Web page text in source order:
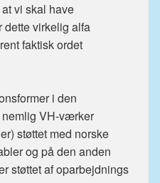
vi skal have
dette virkelig alfa
faktisk ordet
i den
VH-værker
støttet med norske
og på den anden
støttet af oparbejdnings